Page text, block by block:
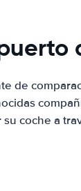
de
coche a